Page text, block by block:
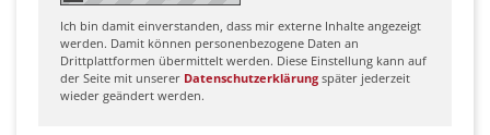
Ich bin damit einverstanden, dass mir externe Inhalte angezeigt
werden. Damit können personenbezogene Daten an
Drittplattformen übermittelt werden. Diese Einstellung kann auf
der Seite mit unserer Datenschutzerklärung später jederzeit
wieder geändert werden.